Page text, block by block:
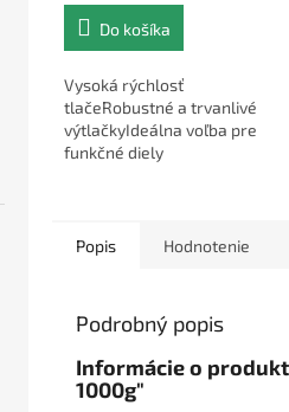
Do košíka
Vysoká rýchlosť
tlačeRobustné a trvanlivé
výtlačkyIdeálna voľba pre
funkčné diely
Popis Hodnotenie
Podrobný popis
Informácie o
1000g"